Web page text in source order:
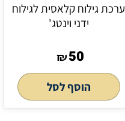
ערכת גילוח קלאסית לגילוח
ידני וינטג'
₪50
הוסף לסל